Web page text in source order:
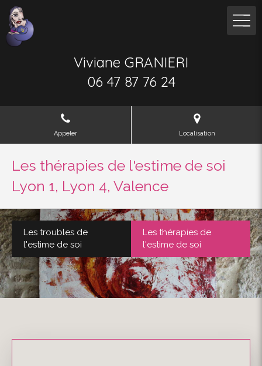
Viviane GRANIERI
06 47 87 76 24
Appeler Localisation
Les thérapies de l'estime de soi
Lyon 1, Lyon 4, Valence
Les troubles de
l'estime de soi
Les thérapies de
l'estime de soi